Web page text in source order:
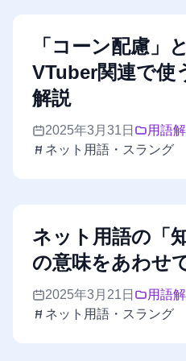
「コーン配慮」
VTuber関連で使
解説
2025年3月31日
用語
ネット用語・スラング
ネット用語の「
の意味をあわせ
2025年3月21日
用語
ネット用語・スラング